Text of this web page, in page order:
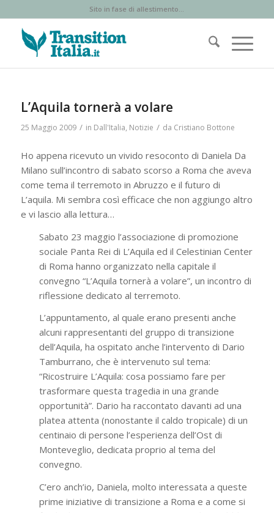
Sito in fase di allestimento...
L’Aquila tornerà a volare
25 Maggio 2009 / in Dall'Italia, Notizie / da Cristiano Bottone
Ho appena ricevuto un vivido resoconto di Daniela Da
Milano sull’incontro di sabato scorso a Roma che aveva
come tema il terremoto in Abruzzo e il futuro di
L’aquila. Mi sembra così efficace che non aggiungo altro
e vi lascio alla lettura…
Sabato 23 maggio l’associazione di promozione
sociale Panta Rei di L’Aquila ed il Celestinian Center
di Roma hanno organizzato nella capitale il
convegno “L’Aquila tornerà a volare”, un incontro di
riflessione dedicato al terremoto.
L’appuntamento, al quale erano presenti anche
alcuni rappresentanti del gruppo di transizione
dell’Aquila, ha ospitato anche l’intervento di Dario
Tamburrano, che è intervenuto sul tema:
“Ricostruire L’Aquila: cosa possiamo fare per
trasformare questa tragedia in una grande
opportunità”. Dario ha raccontato davanti ad una
platea attenta (nonostante il caldo tropicale) di un
centinaio di persone l’esperienza dell’Ost di
Monteveglio, dedicata proprio al tema del
convegno.
C’ero anch’io, Daniela, molto interessata a queste
prime iniziative di transizione a Roma e a come si